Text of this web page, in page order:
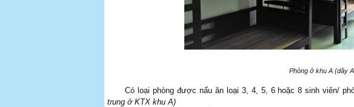
Phòng ở khu A (dãy
Có loại phòng được nấu ăn loại 3, 4, 5, 6 hoặc 8 sinh viên/
trung ở KTX khu A)